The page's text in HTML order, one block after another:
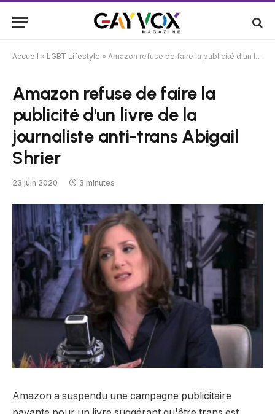
Accueil » LGBT Lifestyle » Amazon refuse de faire la publicité d'un livre de la journaliste anti-trans Abigail Shrier
Amazon refuse de faire la
publicité d'un livre de la
journaliste anti-trans Abigail
Shrier
23 juin 2020 3 minutes
Amazon a suspendu une campagne publicitaire